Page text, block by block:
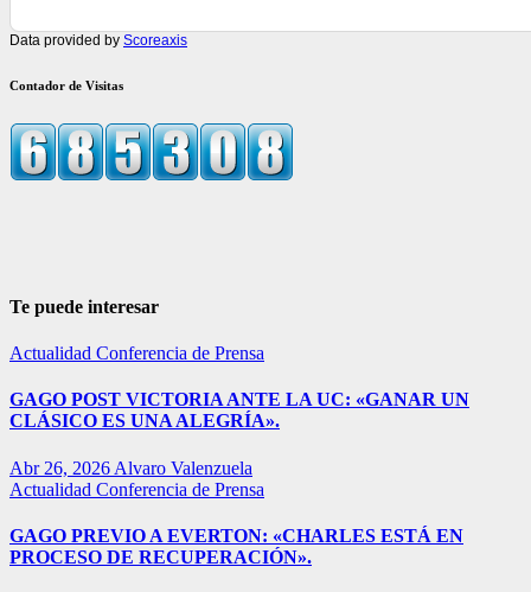
Data provided by Scoreaxis
Contador de Visitas
Te puede interesar
Actualidad Conferencia de Prensa
GAGO POST VICTORIA ANTE LA UC: «GANAR UN
CLÁSICO ES UNA ALEGRÍA».
Abr 26, 2026 Alvaro Valenzuela
Actualidad Conferencia de Prensa
GAGO PREVIO A EVERTON: «CHARLES ESTÁ EN
PROCESO DE RECUPERACIÓN».